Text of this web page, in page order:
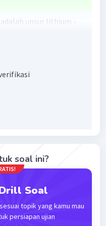
unsur lithium -
adalah senyawa
dan menjadi ion
dan menjadi ion
rasio 1:1, sehingga
saya kak╥﹏╥
soal ini?
Soal
topik yang kamu mau
persiapan ujian